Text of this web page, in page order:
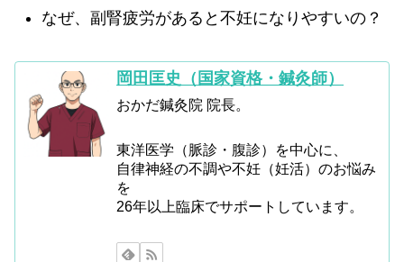
なぜ、副腎疲労があると不妊になりやすいの？
岡田匡史（国家資格・鍼灸師）
おかだ鍼灸院 院長。
東洋医学（脈診・腹診）を中心に、
自律神経の不調や不妊（妊活）のお悩み
を
26年以上臨床でサポートしています。